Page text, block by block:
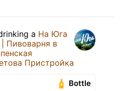
a На Юга
| Пивоварня в
Пристройка
Bottle